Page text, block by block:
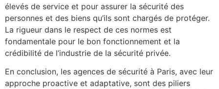
élevés de service et pour assurer la sécurité des
personnes et des biens qu’ils sont chargés de protéger.
La rigueur dans le respect de ces normes est
fondamentale pour le bon fonctionnement et la
crédibilité de l’industrie de la sécurité privée.
En conclusion, les agences de sécurité à Paris, avec leur
approche proactive et adaptative, sont des piliers